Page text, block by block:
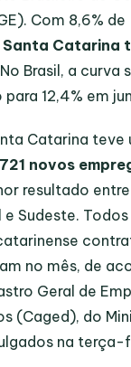
Com 8,6% de
Santa Catarina
No Brasil, a curva
para 12,4% em
Catarina teve
novos
resultado
e Sudeste.
no mês, de
Geral de
(Caged), do
na terça-